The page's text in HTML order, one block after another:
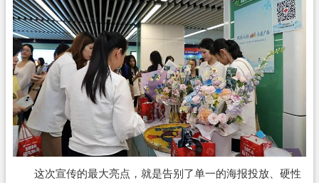
这次宣传的最大亮点，就是告别了单一的海报投放、硬性